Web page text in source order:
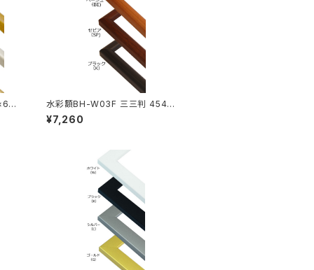
水彩額BH-W03F 三三判 454×
605ミリ
¥7,260